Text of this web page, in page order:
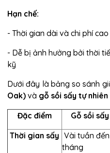
Hạn chế:
- Thời gian dài và chi phí cao
- Dễ bị ảnh hưởng bởi thời
kỹ
Dưới đây là bảng so sánh
Oak) và gỗ sồi sấy tự
Đặc điểm Gỗ sồi
Thời gian sấy Vài tuần
tháng